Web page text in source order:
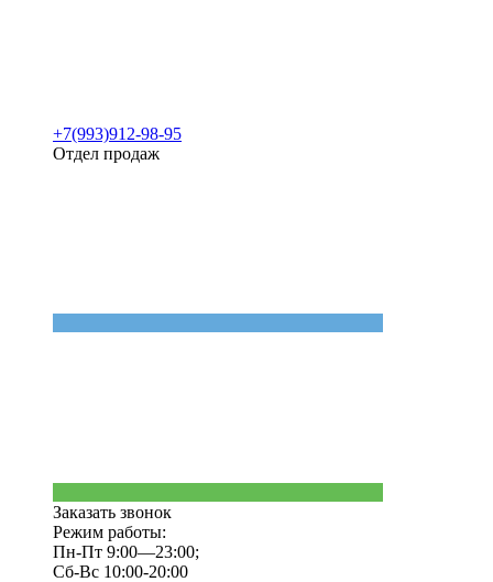
+7(993)912-98-95
Отдел продаж
Заказать звонок
Режим работы:
Пн-Пт 9:00—23:00;
Сб-Вс 10:00-20:00